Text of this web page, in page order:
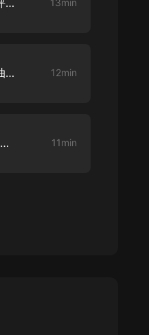
異世界的美食家 008 千萬不要得罪未來的廚神(好評抽獎，求訂閱點讚） 13min
異世界的美食家 009 方方小店的鐵疙瘩助手(好評抽獎，求訂閱點讚） 12min
異世界的美食家 010 不為金錢所動的原則(點讚+收藏/五星好評截圖發本集評論抽18.8 11min